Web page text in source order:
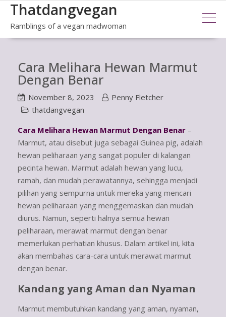
Skip
content
Thatdangvegan
Ramblings of a vegan madwoman
Cara Melihara Hewan Marmut
Dengan Benar
November 8, 2023
Penny Fletcher
thatdangvegan
Cara Melihara Hewan Marmut Dengan Benar –
Marmut, atau disebut juga sebagai Guinea pig, adalah
hewan peliharaan yang sangat populer di kalangan
pecinta hewan. Marmut adalah hewan yang lucu,
ramah, dan mudah perawatannya, sehingga menjadi
pilihan yang sempurna untuk mereka yang mencari
hewan peliharaan yang menggemaskan dan mudah
diurus. Namun, seperti halnya semua hewan
peliharaan, merawat marmut dengan benar
memerlukan perhatian khusus. Dalam artikel ini, kita
akan membahas cara-cara untuk merawat marmut
dengan benar.
Kandang yang Aman dan Nyaman
Marmut membutuhkan kandang yang aman, nyaman,